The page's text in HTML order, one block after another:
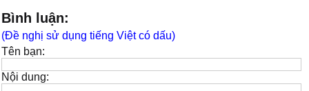
Bình luận:
(Đề nghị sử dụng tiếng Việt có dấu)
Tên bạn:
Nội dung: